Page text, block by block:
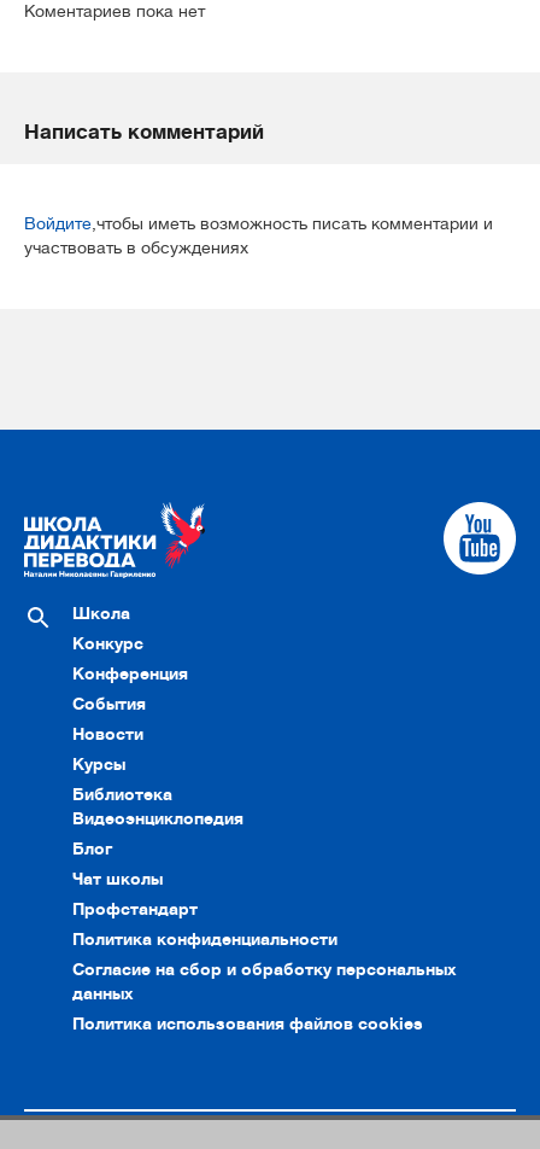
Коментариев пока нет
Написать комментарий
Войдите ,чтобы иметь возможность писать комментарии и
участвовать в обсуждениях
Школа
Конкурс
Конференция
События
Новости
Курсы
Библиотека
Видеоэнциклопедия
Блог
Чат школы
Профстандарт
Политика конфиденциальности
Согласие на сбор и обработку персональных
данных
Политика использования файлов cookies